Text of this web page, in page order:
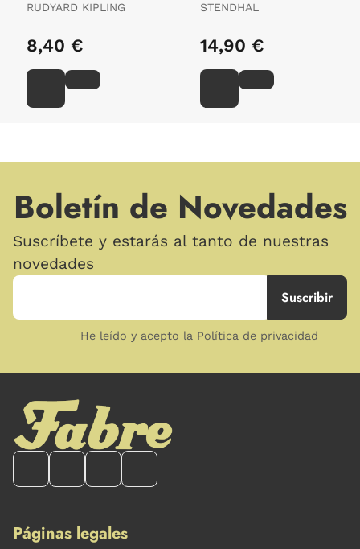
RUDYARD KIPLING
8,40 €
STENDHAL
14,90 €
Boletín de Novedades
Suscríbete y estarás al tanto de nuestras
novedades
He leído y acepto la Política de privacidad
Páginas legales